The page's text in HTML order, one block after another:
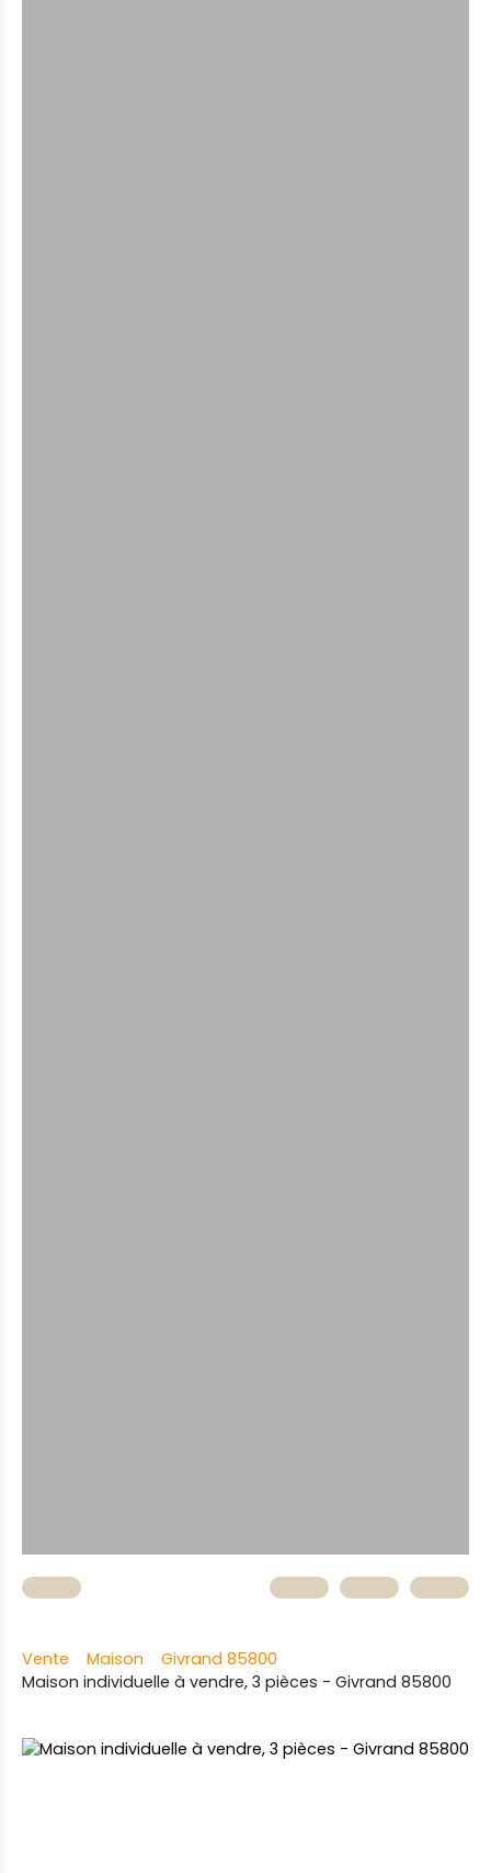
Vente Maison
Givrand 85800
Maison individuelle à vendre, 3 pièces - Givrand 85800